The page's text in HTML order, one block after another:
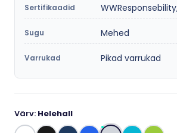
Sertifikaadid
Sugu Mehed
Varrukad Pikad varrukad
Värv: Helehall